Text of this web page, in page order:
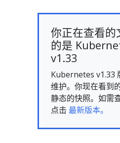
你正在查看的
的是
v1.33
Kubernetes v1.33
维护。你现在看到
静态的快照。如需
点击 最新版本。